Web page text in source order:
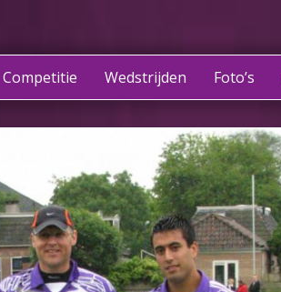
Competitie Wedstrijden Foto’s